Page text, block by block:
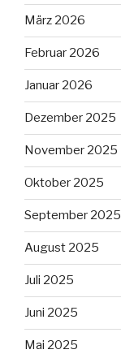
März 2026
Februar 2026
Januar 2026
Dezember 2025
November 2025
Oktober 2025
September 2025
August 2025
Juli 2025
Juni 2025
Mai 2025